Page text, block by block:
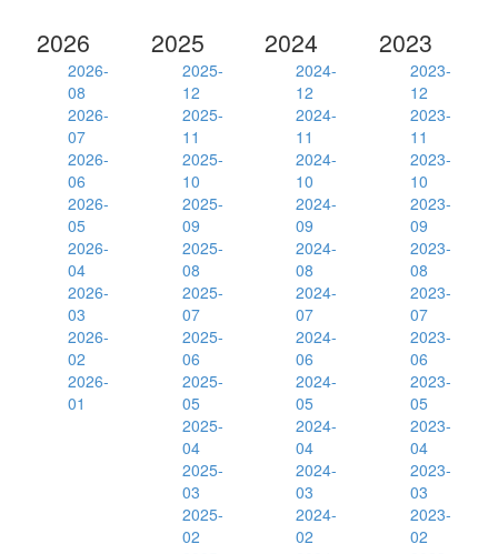
2026
2026-
08
2026-
07
2026-
06
2026-
05
2026-
04
2026-
03
2026-
02
2026-
01
2025
2025-
12
2025-
11
2025-
10
2025-
09
2025-
08
2025-
07
2025-
06
2025-
05
2025-
04
2025-
03
2025-
02
2024
2024-
12
2024-
11
2024-
10
2024-
09
2024-
08
2024-
07
2024-
06
2024-
05
2024-
04
2024-
03
2024-
02
2023
2023-
12
2023-
11
2023-
10
2023-
09
2023-
08
2023-
07
2023-
06
2023-
05
2023-
04
2023-
03
2023-
02